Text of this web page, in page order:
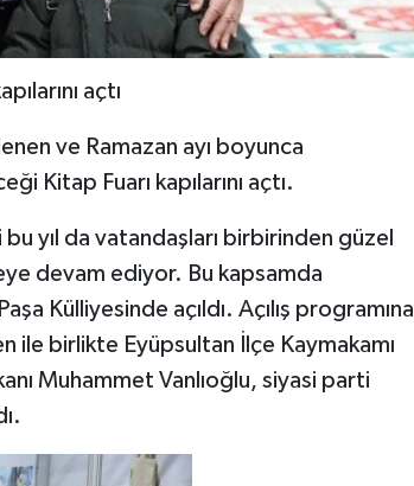
açtı
ve Ramazan ayı boyunca
Kitap Fuarı kapılarını açtı.
yıl da vatandaşları birbirinden güzel
devam ediyor. Bu kapsamda
Külliyesinde açıldı. Açılış programına
ile birlikte Eyüpsultan İlçe Kaymakamı
Muhammet Vanlıoğlu, siyasi parti